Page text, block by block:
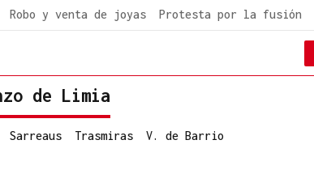
Robo y venta de joyas Protesta por la fusión
de Limia
Sarreaus Trasmiras V. de Barrio